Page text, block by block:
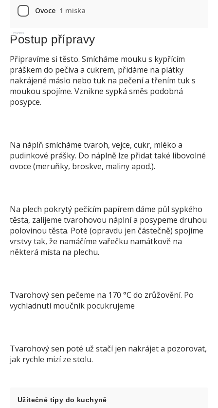
Ovoce 1 miska
Reklama
Postup přípravy
Připravíme si těsto. Smícháme mouku s kypřícím
práškem do pečiva a cukrem, přidáme na plátky
nakrájené máslo nebo tuk na pečení a třením tuk s
moukou spojíme. Vznikne sypká směs podobná
posypce.
Na náplň smícháme tvaroh, vejce, cukr, mléko a
pudinkové prášky. Do náplně lze přidat také libovolné
ovoce (meruňky, broskve, maliny apod.).
Na plech pokrytý pečícím papírem dáme půl sypkého
těsta, zalijeme tvarohovou náplní a posypeme druhou
polovinou těsta. Poté (opravdu jen částečně) spojíme
vrstvy tak, že namáčíme vařečku namátkově na
některá místa na plechu.
Tvarohový sen pečeme na 170 °C do zrůžovění. Po
vychladnutí moučník pocukrujeme
Tvarohový sen poté už stačí jen nakrájet a pozorovat,
jak rychle mizí ze stolu.
Užitečné tipy do kuchyně